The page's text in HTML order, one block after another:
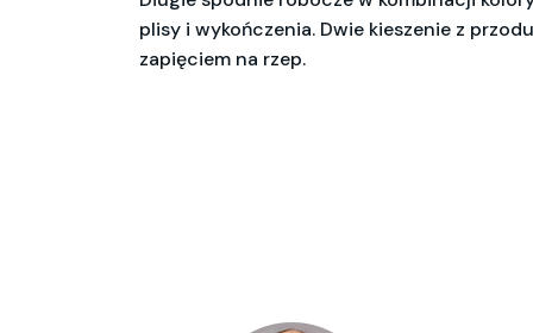
plisy i wykończenia. Dwie kieszenie z
zapięciem na rzep.